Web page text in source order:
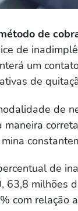
de
de
um
de
de
maneira
de
63,8 milhões
com relação